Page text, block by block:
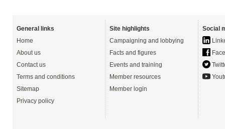
General links
Home
About us
Contact us
Terms and conditions
Sitemap
Privacy policy
Site highlights
Campaigning and lobbying
Facts and figures
Events and training
Member resources
Member login
Social